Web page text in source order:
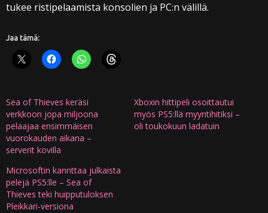
tukee ristipelaamista konsolien ja PC:n välillä.
Jaa tämä:
Sea of Thieves keräsi
verkkoon jopa miljoona
pelaajaa ensimmäisen
vuorokauden aikana –
serverit kovilla
Xboxin hittipeli osoittautui
myös PS5:llä myyntihitiksi –
oli toukokuun ladatuin
Microsoftin kannttaa julkaista
pelejä PS5:lle – Sea of
Thieves teki huipputuloksen
Pleikkari-versiona